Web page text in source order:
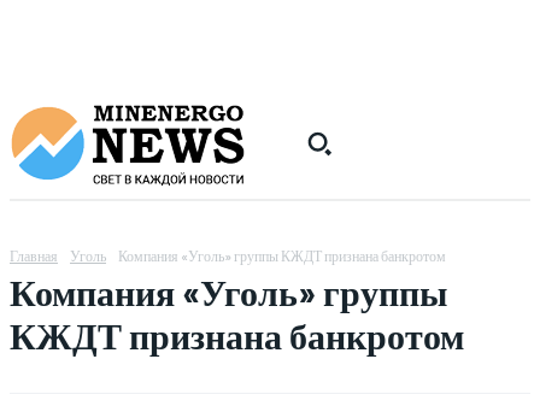
Главная Уголь Компания «Уголь» группы КЖДТ признана банкротом
Компания «Уголь» группы
КЖДТ признана банкротом